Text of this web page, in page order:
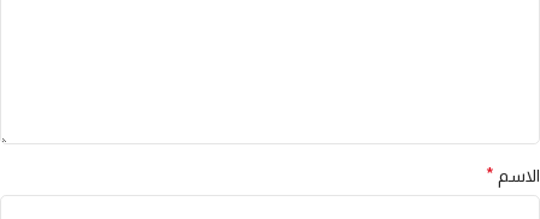
الاسم *